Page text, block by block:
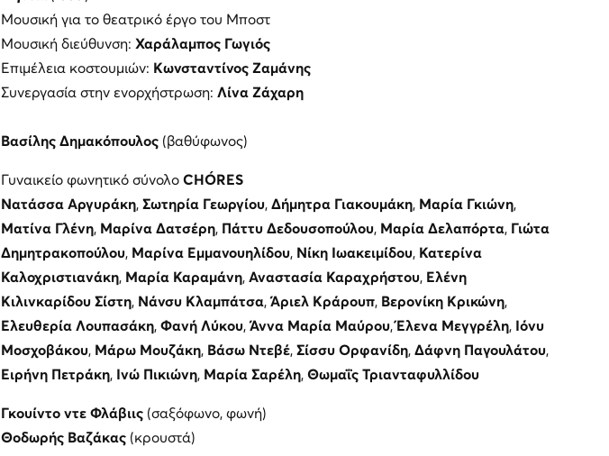
Μουσική για το θεατρικό έργο του Μποστ
Μουσική διεύθυνση: Χαράλαμπος Γωγιός
Επιμέλεια κοστουμιών: Κωνσταντίνος Ζαμάνης
Συνεργασία στην ενορχήστρωση: Λίνα Ζάχαρη
Βασίλης Δημακόπουλος(βαθύφωνος)
Γυναικείο φωνητικό σύνολο CHÓRES
Νατάσσα Αργυράκη, Σωτηρία Γεωργίου, Δήμητρα Γιακουμάκη, Μαρία Γκιώνη,
Ματίνα Γλένη, Μαρίνα Δατσέρη, Πάττυ Δεδουσοπούλου, Μαρία Δελαπόρτα, Γιώτα
Δημητρακοπούλου, Μαρίνα Εμμανουηλίδου, Νίκη Ιωακειμίδου, Κατερίνα
Καλοχριστιανάκη, Μαρία Καραμάνη, Αναστασία Καραχρήστου, Ελένη
Κιλινκαρίδου Σίστη, Νάνσυ Κλαμπάτσα,Άριελ Κράρουπ, Βερονίκη Κρικώνη,
Ελευθερία Λουπασάκη, Φανή Λύκου,Άννα Μαρία Μαύρου,Έλενα Μεγγρέλη, Ιόνυ
Μοσχοβάκου, Μάρω Μουζάκη, Βάσω Ντεβέ, Σίσσυ Ορφανίδη, Δάφνη Παγουλάτου,
Ειρήνη Πετράκη, Ινώ Πικιώνη, Μαρία Σαρέλη, Θωμαΐς Τριανταφυλλίδου
Γκουίντο ντε Φλάβιις(σαξόφωνο, φωνή)
Θοδωρής Βαζάκας(κρουστά)